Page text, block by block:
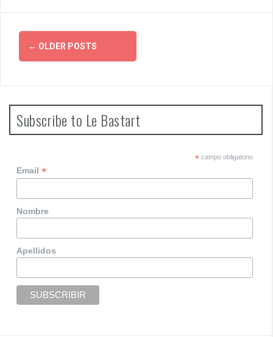
P
t
s
n
a
v
i
g
a
t
i
← OLDER POSTS
Subscribe to Le Bastart
*campo obligatorio
Email*
Nombre
Apellidos